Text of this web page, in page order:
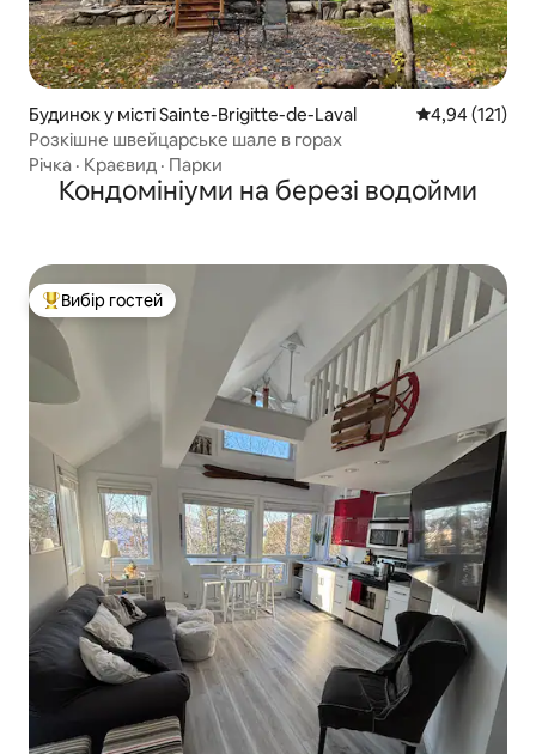
Будинок у місті Sainte-Brigitte-de-Laval Середня
4,94 (121)
Розкішне швейцарське шале в горах
Річка · Краєвид · Парки
Кондомініуми на березі водойми
Топ вибір гостей
Вибір гостей